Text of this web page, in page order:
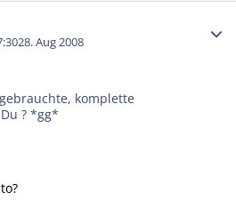
28. Aug 2008
komplette
? *gg*